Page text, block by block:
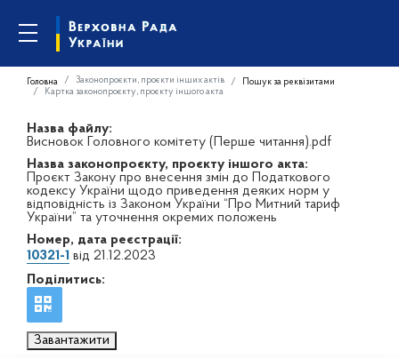
Головна Законопроєкти, проєкти інших актів
Пошук за реквізитами
Картка законопроєкту, проєкту іншого акта
Назва файлу:
Висновок Головного комітету (Перше читання).pdf
Назва законопроєкту, проєкту іншого акта:
Проєкт Закону про внесення змін до Податкового
кодексу України щодо приведення деяких норм у
відповідність із Законом України “Про Митний тариф
України” та уточнення окремих положень
Номер, дата реєстрації:
10321-1 від 21.12.2023
Поділитись:
Завантажити